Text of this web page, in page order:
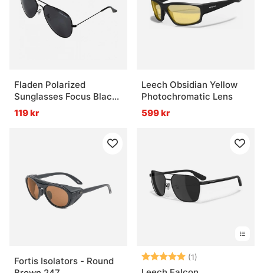
Fladen Polarized
Sunglasses Focus Black
Frame Grey Lens
119 kr
Leech Obsidian Yellow
Photochromatic Lens
599 kr
Fortis Isolators - Round
Betyg: (1)